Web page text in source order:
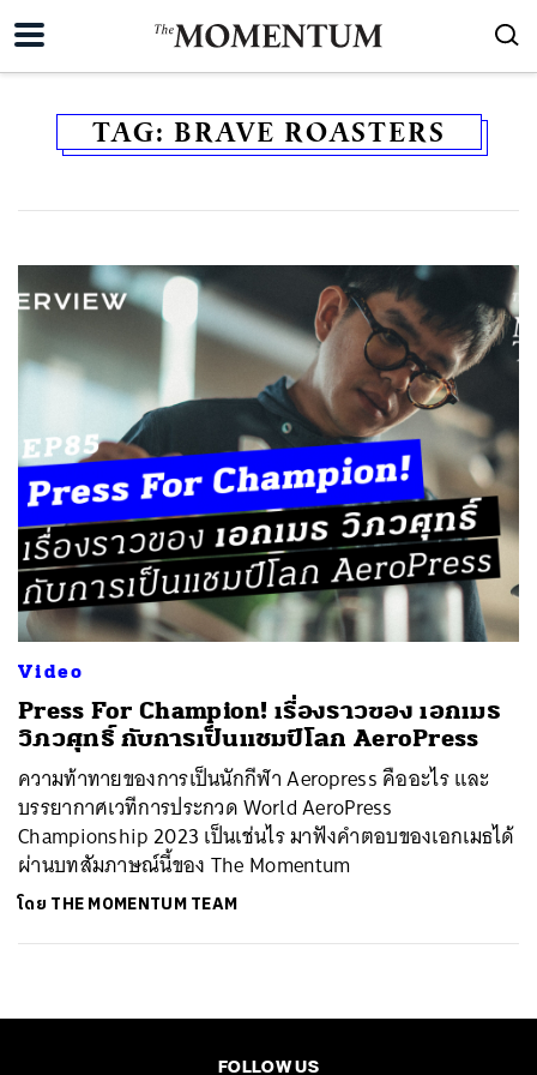
TAG: BRAVE ROASTERS
Video
Press For Champion! เรื่องราวของ เอกเมธ
วิภวศุทธิ์ กับการเป็นแชมป์โลก AeroPress
ความท้าทายของการเป็นนักกีฬา Aeropress คืออะไร และ
บรรยากาศเวทีการประกวด World AeroPress
Championship 2023 เป็นเช่นไร มาฟังคำตอบของเอกเมธได้
ผ่านบทสัมภาษณ์นี้ของ The Momentum
โดย THE MOMENTUM TEAM
FOLLOW US
ค้นหา
SHARE TWEET LINE EMAIL